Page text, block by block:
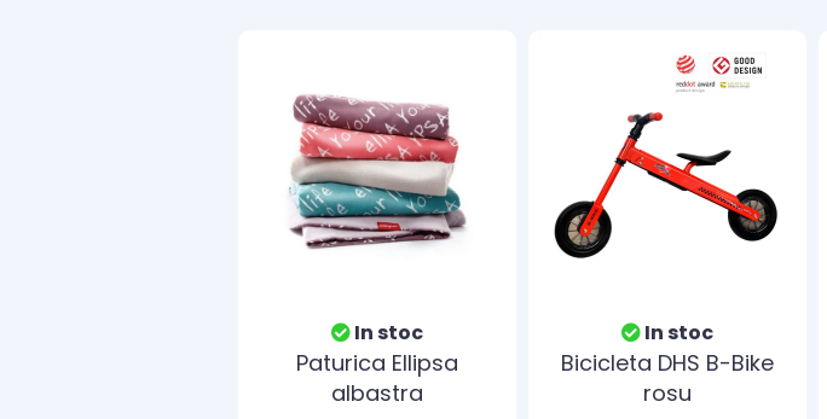
In stoc
Paturica Ellipsa
albastra
In stoc
Bicicleta DHS B-Bike
rosu